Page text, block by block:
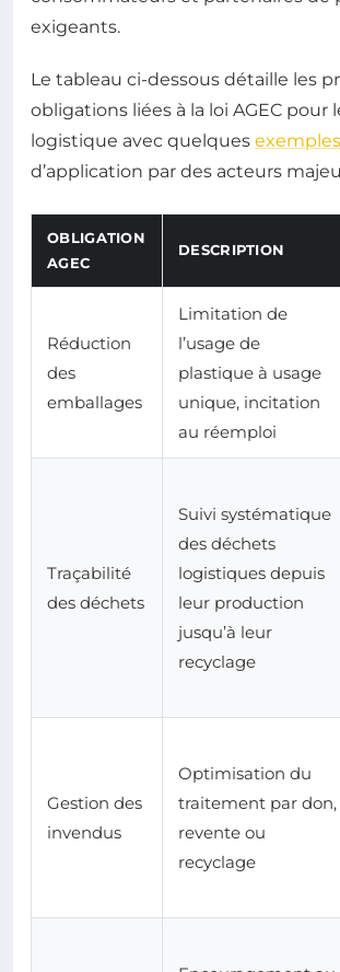
exigeants.
Le tableau ci-dessous détaille les
obligations liées à la loi AGEC pour
logistique avec quelques
d’application par des acteurs
OBLIGATION
AGEC
DESCRIPTION
Réduction
des
emballages
Limitation de
l’usage de
plastique à usage
unique, incitation
au réemploi
Traçabilité
des déchets
Suivi systématique
des déchets
logistiques depuis
leur production
jusqu’à leur
recyclage
Gestion des
invendus
Optimisation du
traitement par don,
revente ou
recyclage